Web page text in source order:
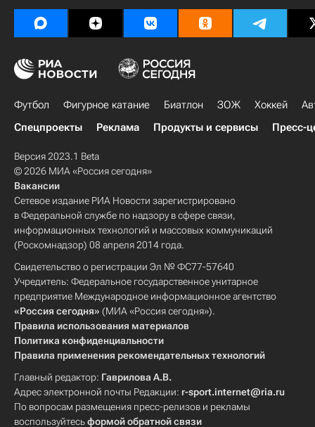
Футбол Фигурное катание Биатлон ЗОЖ Хоккей
Спецпроекты
Реклама Продукты и сервисы Пресс-
Версия 2023.1 Beta
© 2026 МИА «Россия сегодня»
Вакансии
Сетевое издание РИА Новости зарегистрировано
в Федеральной службе по надзору в сфере связи,
информационных технологий и массовых коммуникаций
(Роскомнадзор) 08 апреля 2014 года.
Свидетельство о регистрации Эл № ФС77-57640
Учредитель: Федеральное государственное унитарное
предприятие Международное информационное агентство
«Россия сегодня» (МИА «Россия сегодня»).
Правила использования материалов
Политика конфиденциальности
Правила применения рекомендательных технологий
Главный редактор: Гаврилова А.В.
Адрес электронной почты Редакции: r-sport.internet@ria.ru
По вопросам размещения пресс-релизов и рекламы
воспользуйтесьформой обратной связи